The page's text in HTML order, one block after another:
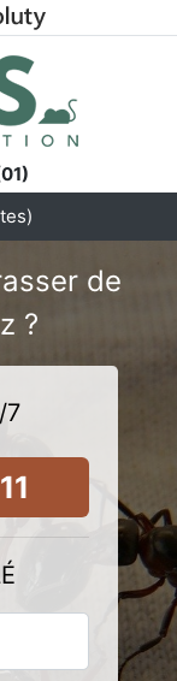
de
?
7